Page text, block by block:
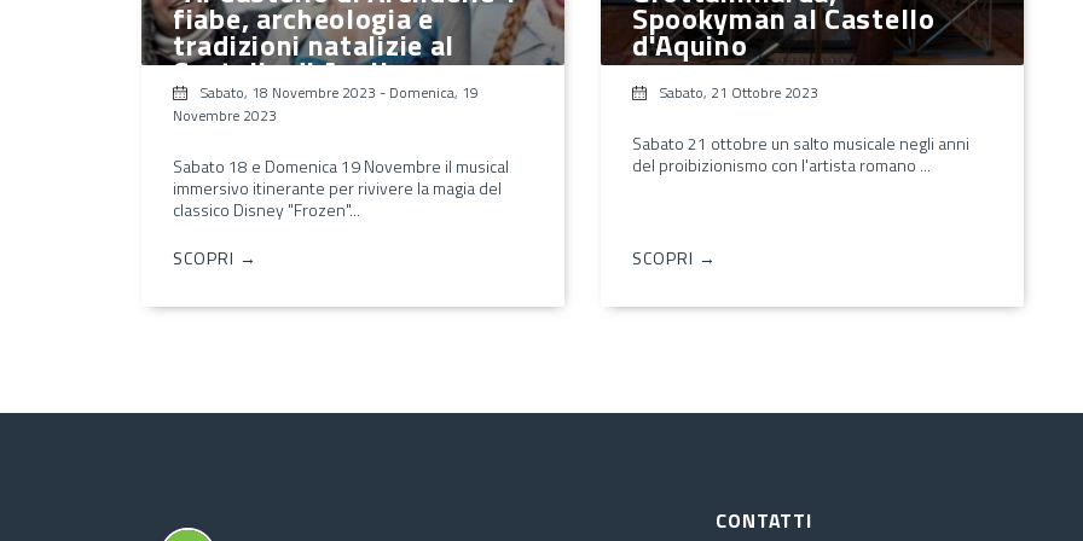
fiabe, archeologia e
tradizioni natalizie al
Castello di Avella
Sabato, 18 Novembre 2023 - Domenica, 19
Novembre 2023
Sabato 18 e Domenica 19 Novembre il musical
immersivo itinerante per rivivere la magia del
classico Disney "Frozen"...
SCOPRI →
Spookyman al Castello
d'Aquino
Sabato, 21 Ottobre 2023
Sabato 21 ottobre un salto musicale negli anni
del proibizionismo con l'artista romano ...
SCOPRI →
CONTATTI